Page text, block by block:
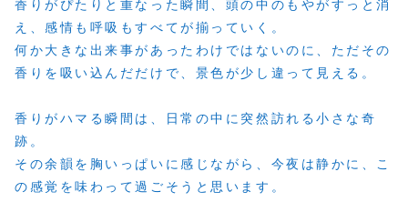
香りがぴたりと重なった瞬間、頭の中のもやがすっと消
え、感情も呼吸もすべてが揃っていく。
何か大きな出来事があったわけではないのに、ただその
香りを吸い込んだだけで、景色が少し違って見える。
香りがハマる瞬間は、日常の中に突然訪れる小さな奇
跡。
その余韻を胸いっぱいに感じながら、今夜は静かに、こ
の感覚を味わって過ごそうと思います。